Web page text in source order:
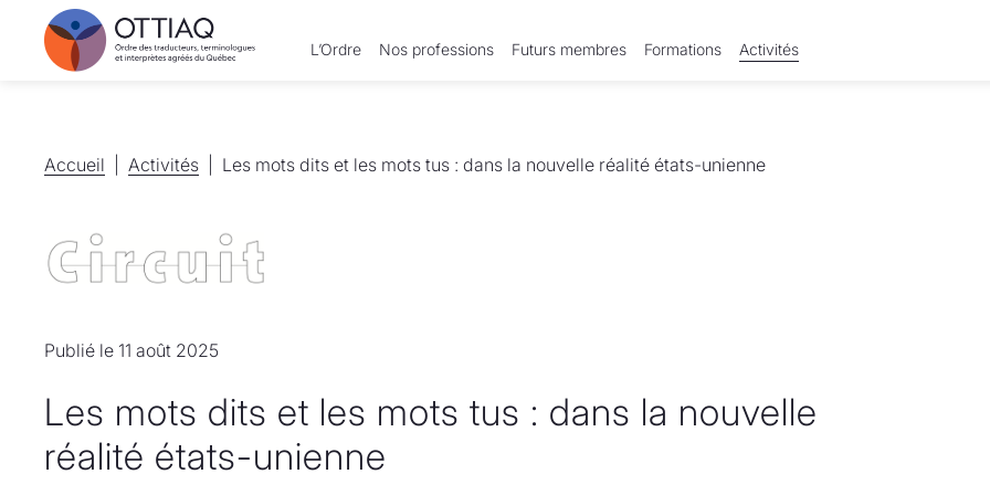
L’Ordre Nos professions Futurs membres Formations Activités
Accueil
Accueil Activités
Activités Les mots dits et les mots tus : dans la nouvelle réalité états-unienne
Publié le 11 août 2025
Les mots dits et les mots tus : dans la nouvelle
réalité états-unienne